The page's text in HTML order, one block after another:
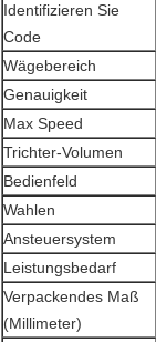
Identifizieren Sie
Code
Wägebereich
Genauigkeit
Max Speed
Trichter-Volumen
Bedienfeld
Wahlen
Ansteuersystem
Leistungsbedarf
Verpackendes Maß
(Millimeter)